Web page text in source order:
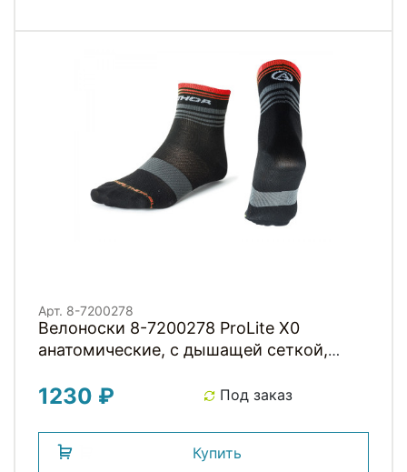
Арт. 8-7200278
Велоноски 8-7200278 ProLite X0
анатомические, с дышащей сеткой,
материал, черно-серо-красные р-р L
1230 ₽ Под заказ
Купить